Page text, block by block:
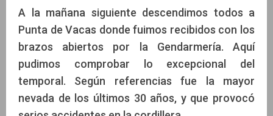
A la mañana siguiente descendimos todos a
Punta de Vacas donde fuimos recibidos con los
brazos abiertos por la Gendarmería. Aquí
pudimos comprobar lo excepcional del
temporal. Según referencias fue la mayor
nevada de los últimos 30 años, y que provocó